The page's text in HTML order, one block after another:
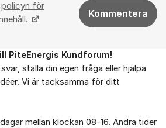
policyn för
Kommentera
PiteEnergis Kundforum!
ställa din egen fråga eller hjälpa
Vi är tacksamma för ditt
mellan klockan 08-16. Andra tider